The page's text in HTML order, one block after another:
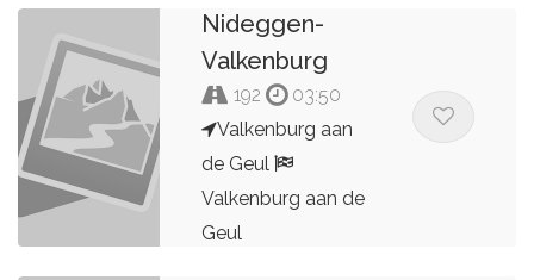
Nideggen-
Valkenburg
192
03:50
Valkenburg aan
de Geul
Valkenburg aan de
Geul